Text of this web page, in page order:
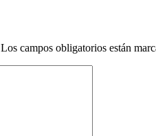
Los campos obligatorios están